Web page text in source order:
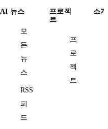
AI 뉴스
모
든
뉴
스
RSS
피
드
프로젝
트
프
로
젝
트
소개